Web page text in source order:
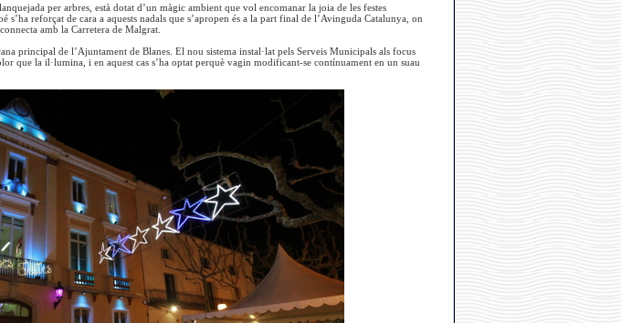
per arbres, està dotat d’un màgic ambient que vol encomanar la joia de les festes
s’ha reforçat de cara a aquests nadals que s’apropen és a la part final de l’Avinguda Catalunya, on
amb la Carretera de Malgrat.
principal de l’Ajuntament de Blanes. El nou sistema instal·lat pels Serveis Municipals als focus
que la il·lumina, i en aquest cas s’ha optat perquè vagin modificant-se contínuament en un suau